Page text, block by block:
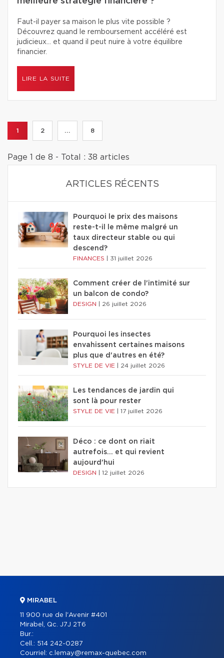
Faut-il payer sa maison le plus vite possible ?
Découvrez quand le remboursement accéléré est
judicieux… et quand il peut nuire à votre équilibre
financier.
LIRE LA SUITE
1 2 ... 8
Page 1 de 8 - Total : 38 articles
ARTICLES RÉCENTS
Pourquoi le prix des maisons
reste-t-il le même malgré un
taux directeur stable ou qui
descend?
FINANCES 31 juillet 2026
Comment créer de l'intimité sur
un balcon de condo?
DESIGN 26 juillet 2026
Pourquoi les insectes
envahissent certaines maisons
plus que d'autres en été?
STYLE DE VIE 24 juillet 2026
Les tendances de jardin qui
sont là pour rester
STYLE DE VIE 17 juillet 2026
Déco : ce dont on riait
autrefois... et qui revient
aujourd'hui
DESIGN 12 juillet 2026
MIRABEL
11 900 rue de l'Avenir #401
Mirabel, Qc. J7J 2T6
Bur.:
Cell.: 514 242-0287
Courriel: c.lemay@remax-quebec.com